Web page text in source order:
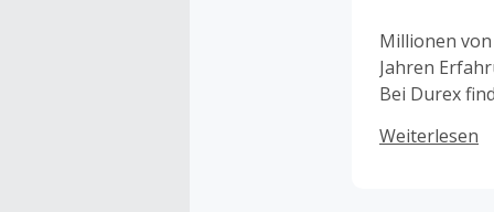
Millionen
Jahren
Bei Durex
Weiterlesen